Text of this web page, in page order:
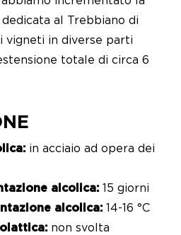
al Trebbiano di
vigneti in diverse parti
totale di circa 6
in acciaio ad opera dei
alcolica: 15 giorni
alcolica: 14-16 °C
non svolta